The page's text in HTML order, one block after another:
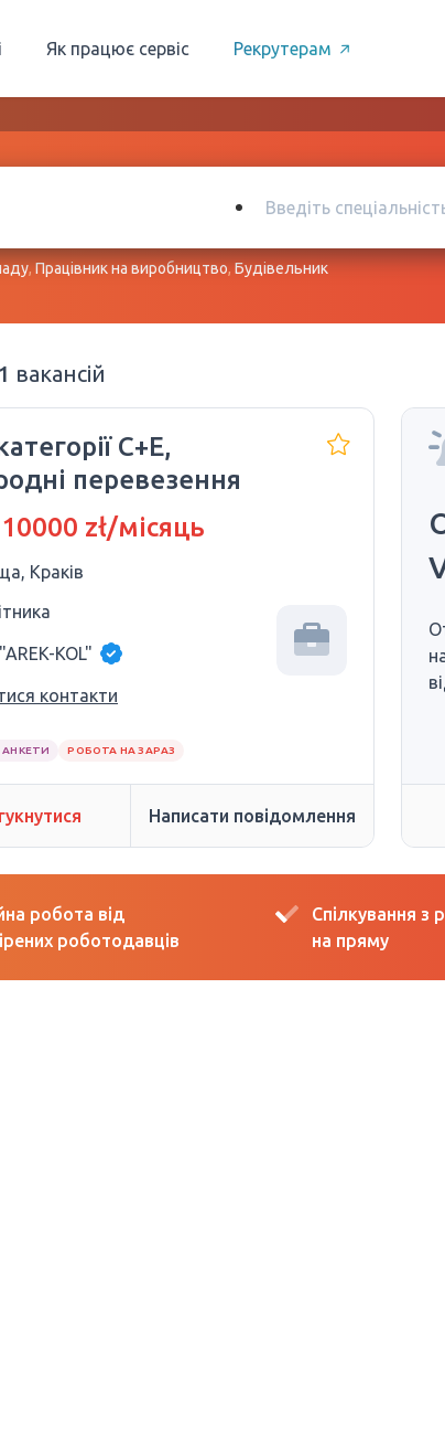
Як працює сервіс Рекрутерам
,Працівник на виробництво,Будівельник
1 вакансій
C+E,
перевезення
zł/місяць
Краків
KOL"
контакти
АНКЕТИ РОБОТА НА ЗАРАЗ
Написати повідомлення
робота від
роботодавців
Спілкування з
на пряму